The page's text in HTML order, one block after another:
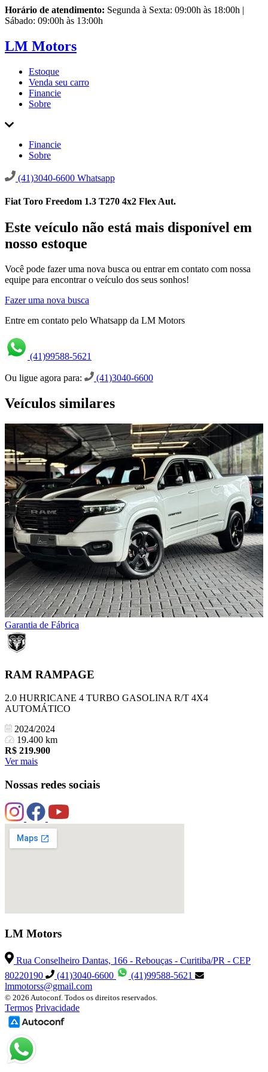
Horário de atendimento: Segunda à Sexta: 09:00h às 18:00h |
Sábado: 09:00h às 13:00h
LM Motors
Estoque
Venda seu carro
Financie
Sobre
Financie
Sobre
(41)3040-6600 Whatsapp
Fiat Toro Freedom 1.3 T270 4x2 Flex Aut.
Este veículo não está mais disponível em
nosso estoque
Você pode fazer uma nova busca ou entrar em contato com nossa
equipe para encontrar o veículo dos seus sonhos!
Fazer uma nova busca
Entre em contato pelo Whatsapp da LM Motors
(41)99588-5621
Ou ligue agora para: (41)3040-6600
Veículos similares
Garantia de Fábrica
RAM RAMPAGE
2.0 HURRICANE 4 TURBO GASOLINA R/T 4X4
AUTOMÁTICO
2024/2024
19.400 km
R$ 219.900
Ver mais
Nossas redes sociais
LM Motors
Rua Conselheiro Dantas, 166 - Rebouças - Curitiba/PR - CEP
80220190
(41)3040-6600
(41)99588-5621
lmmotorss@gmail.com
© 2026 Autoconf. Todos os direitos reservados.
Termos Privacidade